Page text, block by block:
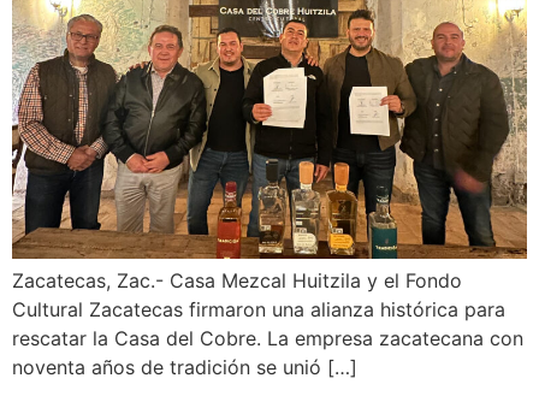
Zacatecas, Zac.- Casa Mezcal Huitzila y el Fondo
Cultural Zacatecas firmaron una alianza histórica para
rescatar la Casa del Cobre. La empresa zacatecana con
noventa años de tradición se unió […]